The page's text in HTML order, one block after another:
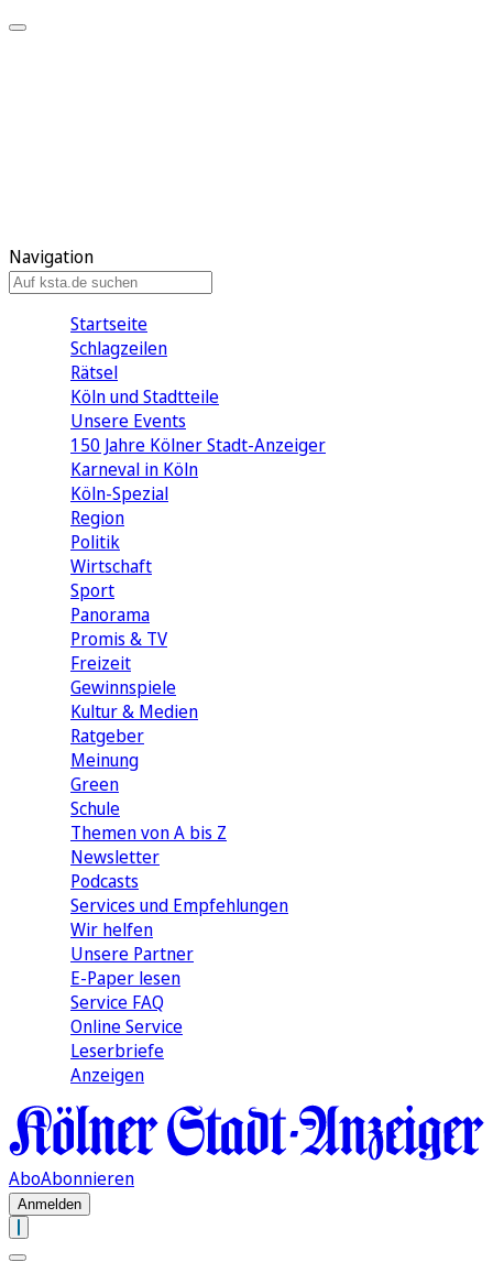
Navigation
Startseite
Schlagzeilen
Rätsel
Köln und Stadtteile
Unsere Events
150 Jahre Kölner Stadt-Anzeiger
Karneval in Köln
Köln-Spezial
Region
Politik
Wirtschaft
Sport
Panorama
Promis & TV
Freizeit
Gewinnspiele
Kultur & Medien
Ratgeber
Meinung
Green
Schule
Themen von A bis Z
Newsletter
Podcasts
Services und Empfehlungen
Wir helfen
Unsere Partner
E-Paper lesen
Service FAQ
Online Service
Leserbriefe
Anzeigen
AboAbonnieren
Anmelden